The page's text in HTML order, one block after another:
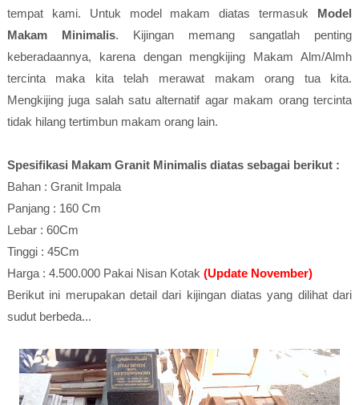
tempat kami. Untuk model makam diatas termasuk Model
Makam Minimalis. Kijingan memang sangatlah penting
keberadaannya, karena dengan mengkijing Makam Alm/Almh
tercinta maka kita telah merawat makam orang tua kita.
Mengkijing juga salah satu alternatif agar makam orang tercinta
tidak hilang tertimbun makam orang lain.
Spesifikasi Makam Granit Minimalis diatas sebagai berikut :
Bahan : Granit Impala
Panjang : 160 Cm
Lebar : 60Cm
Tinggi : 45Cm
Harga : 4.500.000 Pakai Nisan Kotak (Update November)
Berikut ini merupakan detail dari kijingan diatas yang dilihat dari
sudut berbeda...